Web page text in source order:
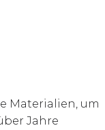
Materialien, um
Jahre